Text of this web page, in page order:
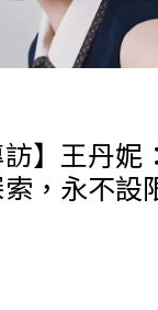
訪】王丹妮
，永不設